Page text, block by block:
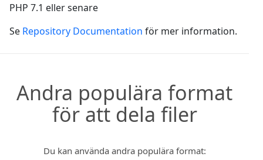
PHP 7.1 eller senare
Se Repository Documentation för mer information.
Andra populära format
för att dela filer
Du kan använda andra populära format: